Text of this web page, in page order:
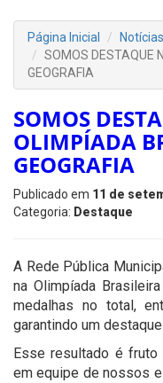
Página Inicial
Notícias
SOMOS DESTAQUE
GEOGRAFIA
SOMOS
OLIMPÍADA
GEOGRAFIA
Publicado em 11 de
Categoria: Destaque
A Rede Pública
na Olimpíada
medalhas no total,
garantindo um
Esse resultado é fruto
em equipe de nossos